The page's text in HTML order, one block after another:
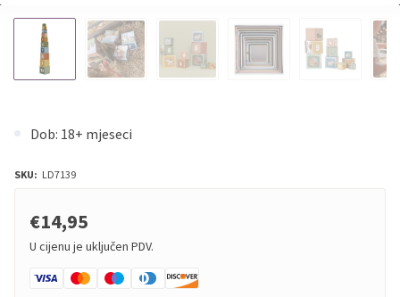
Dob: 18+ mjeseci
SKU: LD7139
€14,95
U cijenu je uključen PDV.